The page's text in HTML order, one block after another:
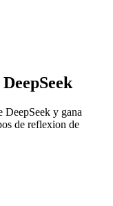
DeepSeek y gana
de reflexion de